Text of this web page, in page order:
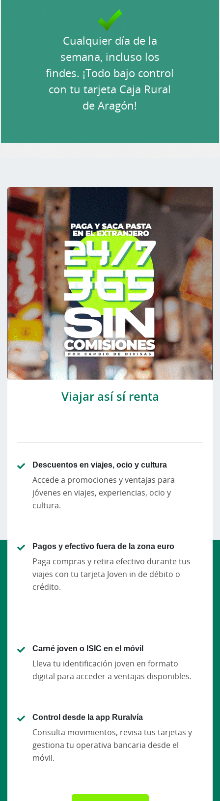
Cualquier día de la
semana, incluso los
findes. ¡Todo bajo control
con tu tarjeta Caja Rural
de Aragón!
Viajar así sí renta
Descuentos en viajes, ocio y cultura
Accede a promociones y ventajas para
jóvenes en viajes, experiencias, ocio y
cultura.
Pagos y efectivo fuera de la zona euro
Paga compras y retira efectivo durante tus
viajes con tu tarjeta Joven in de débito o
crédito.
Carné joven o ISIC en el móvil
Lleva tu identificación joven en formato
digital para acceder a ventajas disponibles.
Control desde la app Ruralvía
Consulta movimientos, revisa tus tarjetas y
gestiona tu operativa bancaria desde el
móvil.